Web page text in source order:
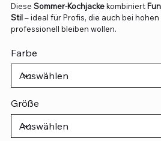
Diese Sommer-Kochjackekombiniert
Stil– ideal für Profis, die auch bei
professionell bleiben wollen.
Farbe
Größe